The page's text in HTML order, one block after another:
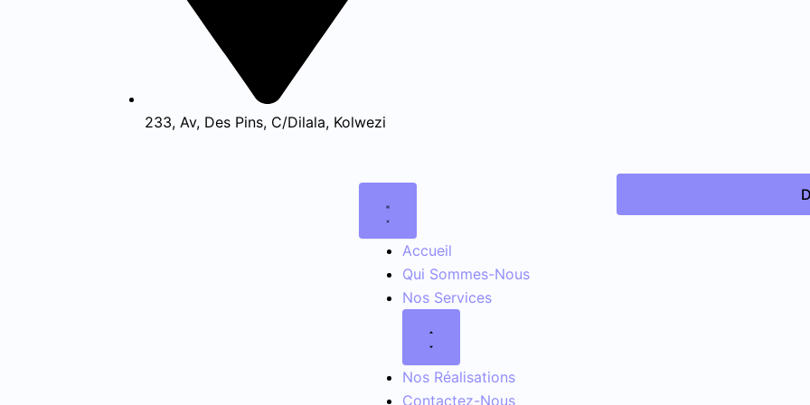
233, Av, Des Pins, C/Dilala, Kolwezi
Accueil
Qui Sommes-Nous
Nos Services
Nos Réalisations
Contactez-Nous